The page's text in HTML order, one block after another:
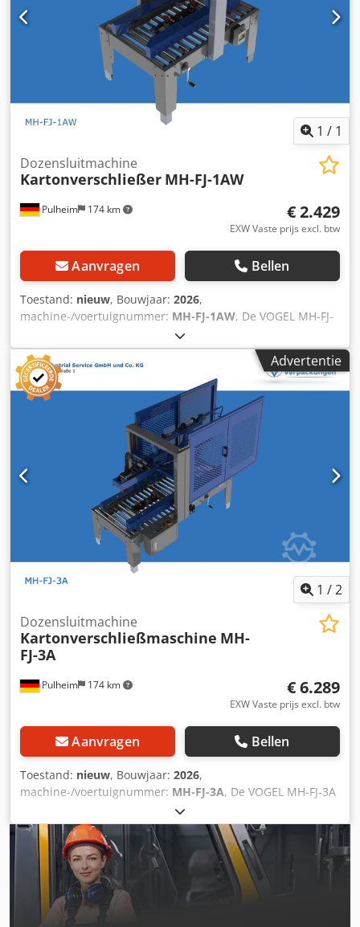
Accessoires: Voor ons VOGEL dozensluitprogramma bieden
we rollen, voor- en nabewerkingstafels en rollenbanen.
1 / 1
Pulheim 174 km
Dozensluitmachine
Kartonverschließer MH-FJ-1AW
€ 2.429
EXW Vaste prijs excl. btw
Aanvragen Bellen
Toestand: nieuw, Bouwjaar: 2026,
machine-/voertuignummer: MH-FJ-1AW, De VOGEL MH-FJ-
1AW dozensluitmachine heeft een zijwaarts aangedreven
riemsysteem. Inclusief voor- en nalooptafel. Doosformaten:
Lengte 150 - ∞ mm Breedte: 100 - 480 mm Hoogte: 120 -
480 mm Technische gegevens: Lengte 1.090 mm Breedte
890 mm Gewicht 180 kg Bedrijfsspanning 220 V CE-
markering Chodpfxozr H Ehj Amhja Accessoires: Voor ons
VOGEL dozensluitprogramma bieden we rollen, voorloop-
en nalooptafels, rollenbanen.
Advertentie
1 /2
Pulheim 174 km
Dozensluitmachine
Kartonverschließmaschine MH-
FJ-3A
€ 6.289
EXW Vaste prijs excl. btw
Aanvragen Bellen
Toestand: nieuw, Bouwjaar: 2026,
machine-/voertuignummer: MH-FJ-3A, De VOGEL MH-FJ-3A
dozensluitmachine is uitgerust met een
dekselsluitmechanisme, d.w.z. dat de dozen in open
toestand kunnen worden ingevoerd. De korte en lange
dekseldelen van het karton worden eerst gesloten en pas
daarna wordt het karton gelijmd. Doosformaten: Lengte
150 - 600 mm Breedte: 115 - 490 mm Hoogte: 110 - 510 mm
Technische gegevens: Lengte 1.800 mm Breedte 880 mm